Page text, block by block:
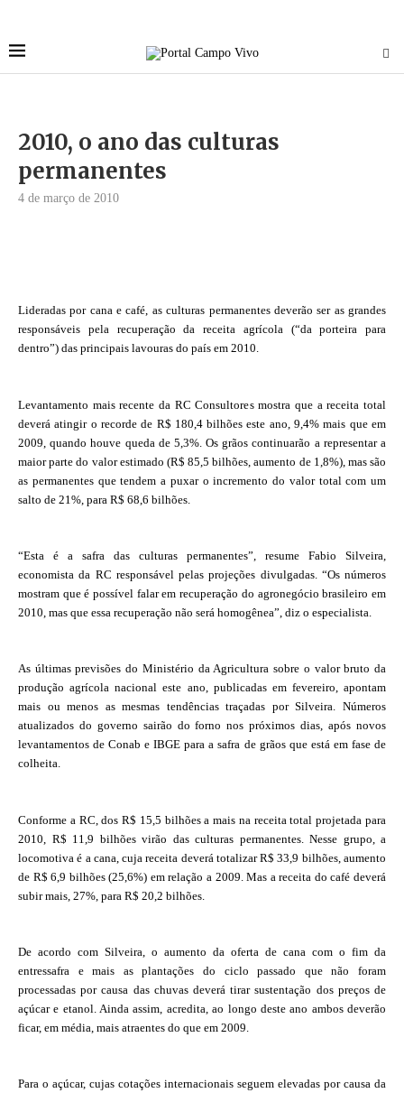
2010, o ano das culturas
permanentes
4 de março de 2010
Lideradas por cana e café, as culturas permanentes deverão ser as grandes
responsáveis pela recuperação da receita agrícola (“da porteira para
dentro”) das principais lavouras do país em 2010.
Levantamento mais recente da RC Consultores mostra que a receita total
deverá atingir o recorde de R$ 180,4 bilhões este ano, 9,4% mais que em
2009, quando houve queda de 5,3%. Os grãos continuarão a representar a
maior parte do valor estimado (R$ 85,5 bilhões, aumento de 1,8%), mas são
as permanentes que tendem a puxar o incremento do valor total com um
salto de 21%, para R$ 68,6 bilhões.
“Esta é a safra das culturas permanentes”, resume Fabio Silveira,
economista da RC responsável pelas projeções divulgadas. “Os números
mostram que é possível falar em recuperação do agronegócio brasileiro em
2010, mas que essa recuperação não será homogênea”, diz o especialista.
As últimas previsões do Ministério da Agricultura sobre o valor bruto da
produção agrícola nacional este ano, publicadas em fevereiro, apontam
mais ou menos as mesmas tendências traçadas por Silveira. Números
atualizados do governo sairão do forno nos próximos dias, após novos
levantamentos de Conab e IBGE para a safra de grãos que está em fase de
colheita.
Conforme a RC, dos R$ 15,5 bilhões a mais na receita total projetada para
2010, R$ 11,9 bilhões virão das culturas permanentes. Nesse grupo, a
locomotiva é a cana, cuja receita deverá totalizar R$ 33,9 bilhões, aumento
de R$ 6,9 bilhões (25,6%) em relação a 2009. Mas a receita do café deverá
subir mais, 27%, para R$ 20,2 bilhões.
De acordo com Silveira, o aumento da oferta de cana com o fim da
entressafra e mais as plantações do ciclo passado que não foram
processadas por causa das chuvas deverá tirar sustentação dos preços de
açúcar e etanol. Ainda assim, acredita, ao longo deste ano ambos deverão
ficar, em média, mais atraentes do que em 2009.
Para o açúcar, cujas cotações internacionais seguem elevadas por causa da